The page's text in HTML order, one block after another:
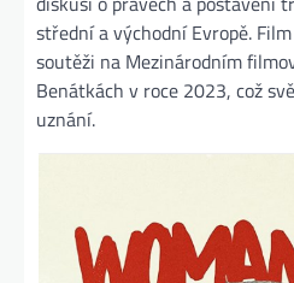
střední a východní Evropě.
soutěži na Mezinárodním
Benátkách v roce 2023, což
uznání.